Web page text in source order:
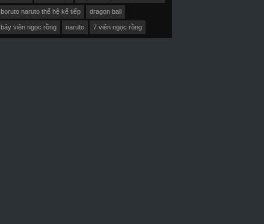
boruto naruto thế hệ kế tiếp dragon ball
bảy viên ngọc rồng naruto 7 viên ngọc rồng